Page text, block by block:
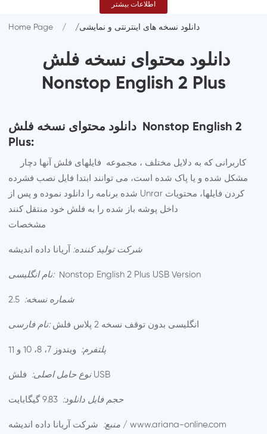
اطلاعات بیشتر
Nonstop English 2 Plus
Home Page /دانلود نسخه های اینترنتی و نمایشی
دانلود محتوای نسخه فلش Nonstop English 2
Plus:
کاربرانی که به دلایل مختلف ، مجموعه فایلهای فلش آنها دچار
مشکل شده و یا پاک شده است، می توانند ابتدا فایل نصب فشرده
شده برنامه را دانلود نموده و پس از Unrar کردن فایلها، محتویات
داخل پوشه باز شده را به فلش خود منتقل کنند
مشخصات
شرکت تولید کننده: آریانا داده اندیشه
نام انگلیسی: Nonstop English 2 Plus USB Version
شماره نسخه:
نام فارسی: انگلیسی بدون توقف نسخه 2 پلاس فلش
پلتفرم: ویندوز 7، 8، 10 و 11
نوع حامل اصلی:فلش USB
حجم فایل دانلود:
منبع: شرکت آریانا داده اندیشه / www.ariana-online.com